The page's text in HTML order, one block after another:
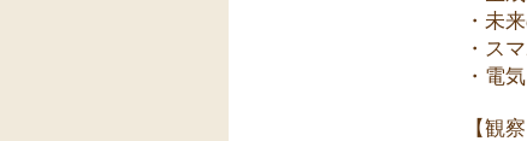
・未
・ス
・電
【観察